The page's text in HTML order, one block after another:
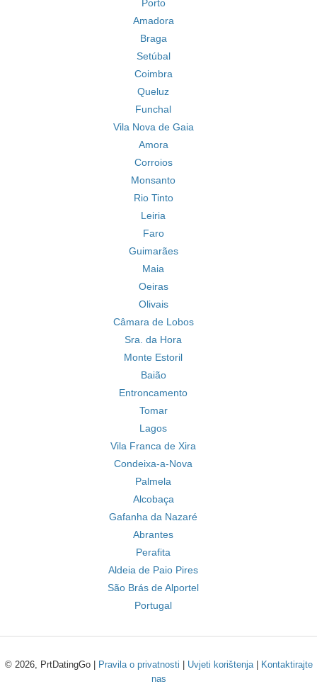
Porto
Amadora
Braga
Setúbal
Coimbra
Queluz
Funchal
Vila Nova de Gaia
Amora
Corroios
Monsanto
Rio Tinto
Leiria
Faro
Guimarães
Maia
Oeiras
Olivais
Câmara de Lobos
Sra. da Hora
Monte Estoril
Baião
Entroncamento
Tomar
Lagos
Vila Franca de Xira
Condeixa-a-Nova
Palmela
Alcobaça
Gafanha da Nazaré
Abrantes
Perafita
Aldeia de Paio Pires
São Brás de Alportel
Portugal
© 2026, PrtDatingGo | Pravila o privatnosti Uvjeti korištenja|
Kontaktirajte
nas